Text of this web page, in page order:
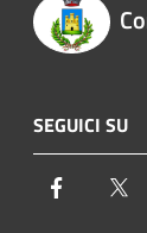
SEGUICI SU
Facebook